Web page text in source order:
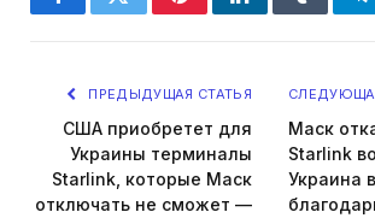
FacebookTwitterPinterestLinkedInTumblr
ПРЕДЫДУЩАЯ СТАТЬЯ
США приобретет для
Украины терминалы
Starlink, которые Маск
отключать не сможет —
Маск
Starlink
Украина